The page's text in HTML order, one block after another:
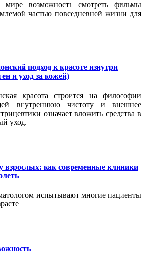
мире возможность смотреть фильмы
частью повседневной жизни для
подход к красоте изнутри
и уход за кожей)
красота строится на философии
внутреннюю чистоту и внешнее
означает вложить средства в
уход.
взрослых: как современные клиники
испытывают многие пациенты